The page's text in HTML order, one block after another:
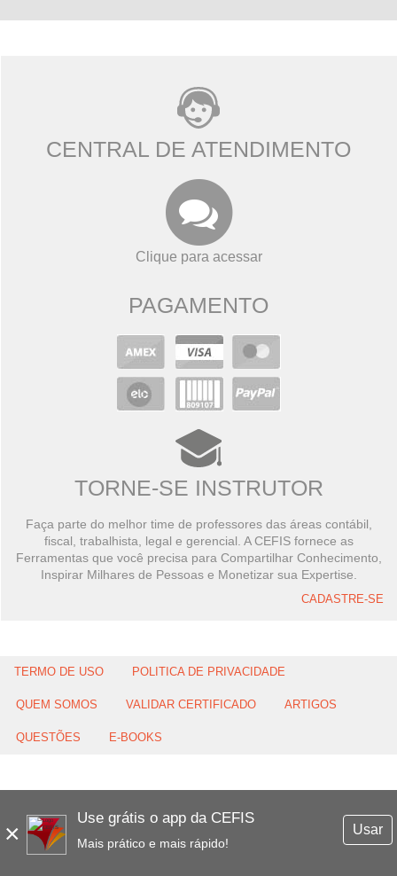
×
Use grátis o app da CEFIS
Mais prático e mais rápido!
Usar
CENTRAL DE ATENDIMENTO
Clique para acessar
PAGAMENTO
TORNE-SE INSTRUTOR
Faça parte do melhor time de professores das áreas contábil,
fiscal, trabalhista, legal e gerencial. A CEFIS fornece as
Ferramentas que você precisa para Compartilhar Conhecimento,
Inspirar Milhares de Pessoas e Monetizar sua Expertise.
CADASTRE-SE
TERMO DE USO POLITICA DE PRIVACIDADE
QUEM SOMOS VALIDAR CERTIFICADO ARTIGOS
QUESTÕES E-BOOKS